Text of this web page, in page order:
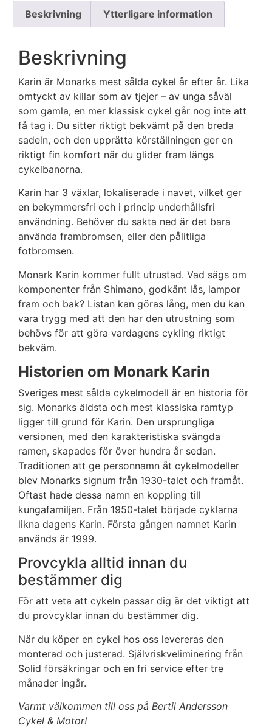
Beskrivning Ytterligare information
Beskrivning
Karin är Monarks mest sålda cykel år efter år. Lika
omtyckt av killar som av tjejer – av unga såväl
som gamla, en mer klassisk cykel går nog inte att
få tag i. Du sitter riktigt bekvämt på den breda
sadeln, och den upprätta körställningen ger en
riktigt fin komfort när du glider fram längs
cykelbanorna.
Karin har 3 växlar, lokaliserade i navet, vilket ger
en bekymmersfri och i princip underhållsfri
användning. Behöver du sakta ned är det bara
använda frambromsen, eller den pålitliga
fotbromsen.
Monark Karin kommer fullt utrustad. Vad sägs om
komponenter från Shimano, godkänt lås, lampor
fram och bak? Listan kan göras lång, men du kan
vara trygg med att den har den utrustning som
behövs för att göra vardagens cykling riktigt
bekväm.
Historien om Monark Karin
Sveriges mest sålda cykelmodell är en historia för
sig. Monarks äldsta och mest klassiska ramtyp
ligger till grund för Karin. Den ursprungliga
versionen, med den karakteristiska svängda
ramen, skapades för över hundra år sedan.
Traditionen att ge personnamn åt cykelmodeller
blev Monarks signum från 1930-talet och framåt.
Oftast hade dessa namn en koppling till
kungafamiljen. Från 1950-talet började cyklarna
likna dagens Karin. Första gången namnet Karin
används är 1999.
Provcykla alltid innan du
bestämmer dig
För att veta att cykeln passar dig är det viktigt att
du provcyklar innan du bestämmer dig.
När du köper en cykel hos oss levereras den
monterad och justerad. Självriskveliminering från
Solid försäkringar och en fri service efter tre
månader ingår.
Varmt välkommen till oss på Bertil Andersson
Cykel & Motor!